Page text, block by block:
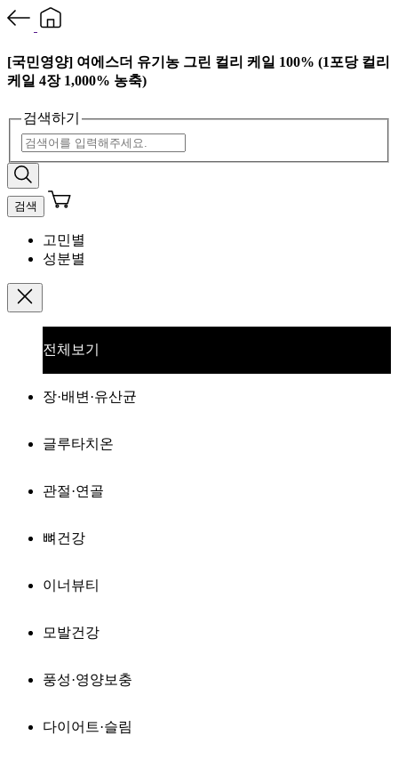
[국민영양] 여에스더 유기농 그린 컬리 케일 100% (1포당 컬리
케일 4장 1,000% 농축)
검색하기
검색
고민별
성분별
전체보기
장·배변·유산균
글루타치온
관절·연골
뼈건강
이너뷰티
모발건강
풍성·영양보충
다이어트·슬림